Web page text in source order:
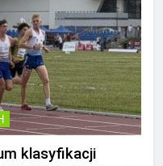
klasyfikacji